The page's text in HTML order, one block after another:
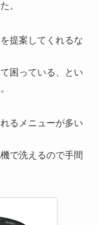
。
提案してくれるな
困っている、とい
るメニューが多い
で洗えるので手間